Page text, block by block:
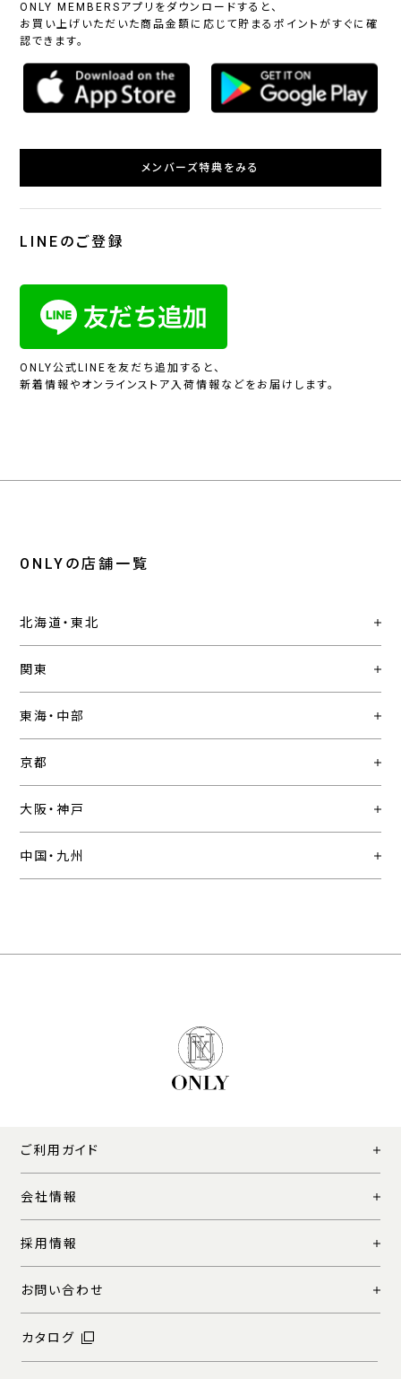
ONLY MEMBERSアプリをダウンロードすると、
お買い上げいただいた商品金額に応じて貯まるポイントがすぐに確
認できます。
メンバーズ特典をみる
LINEのご登録
ONLY公式LINEを友だち追加すると、
新着情報やオンラインストア入荷情報などをお届けします。
ONLYの店舗一覧
北海道・東北
関東
東海・中部
京都
大阪・神戸
中国・九州
ご利用ガイド
会社情報
採用情報
お問い合わせ
カタログ